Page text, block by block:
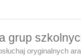
grup
oryginalnych